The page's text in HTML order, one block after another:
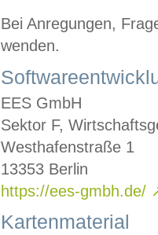
Bei Anregungen,
wenden.
EES GmbH
Sektor F,
Westhafenstraße 1
13353 Berlin
https://ees-gmbh.de/
Kartenmaterial